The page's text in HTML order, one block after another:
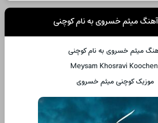
آهنگ میثم خسروی به نام کوچنی
میثم خسروی به نام کوچنی
Meysam Khosravi
موزیک کوچنی میثم خسروی